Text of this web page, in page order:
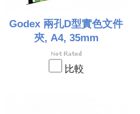
Godex 兩孔D型實色文件
夾, A4, 35mm
比較